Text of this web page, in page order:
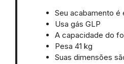
Seu acabamento é
Usa gás GLP
A capacidade do
Pesa 41 kg
Suas dimensões